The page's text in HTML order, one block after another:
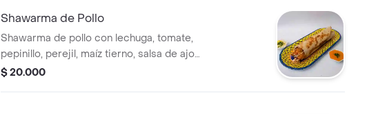
Shawarma de Pollo
Shawarma de pollo con lechuga, tomate,
pepinillo, perejil, maíz tierno, salsa de ajo
y pan árabe.
$ 20.000